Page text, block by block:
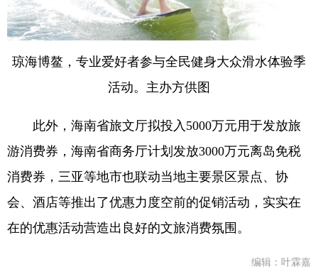
琼海博鳌，专业爱好者参与全民健身大众滑水体验季
活动。主办方供图
此外，海南省旅文厅拟投入5000万元用于发放旅
游消费券，海南省商务厅计划发放3000万元离岛免税
消费券，三亚等地市也联动当地主要景区景点、协
会、酒店等推出了优惠力度空前的促销活动，实实在
在的优惠活动营造出良好的文旅消费氛围。
编辑：叶霖嘉